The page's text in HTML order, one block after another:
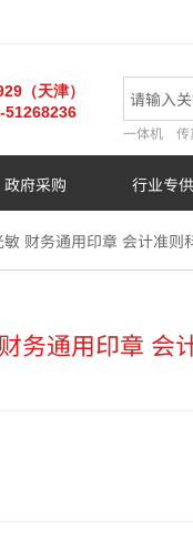
（天津）
51268236
一体机 传
政府采购 行业专供
财务通用印章 会计准
务通用印章 会